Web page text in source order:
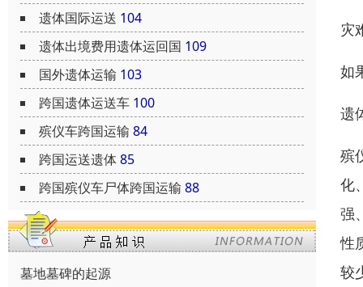
遗体国际运送 104
遗体出境费用遗体运回国 109
国外遗体运输 103
跨国遗体运送车 100
殡仪车跨国运输 84
跨国运送遗体85
跨国殡仪车尸体跨国运输 88
墓地墓碑的起源
灾
如
遗
殡
化
强
性
较